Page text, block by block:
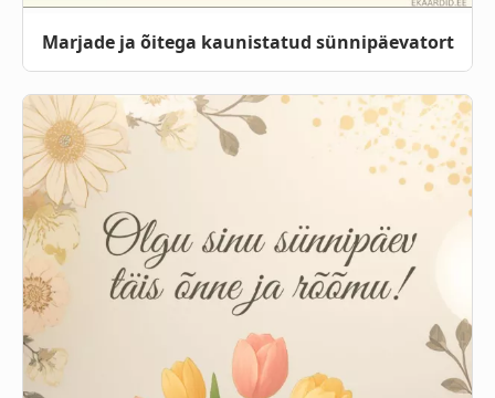
Marjade ja õitega kaunistatud sünnipäevatort